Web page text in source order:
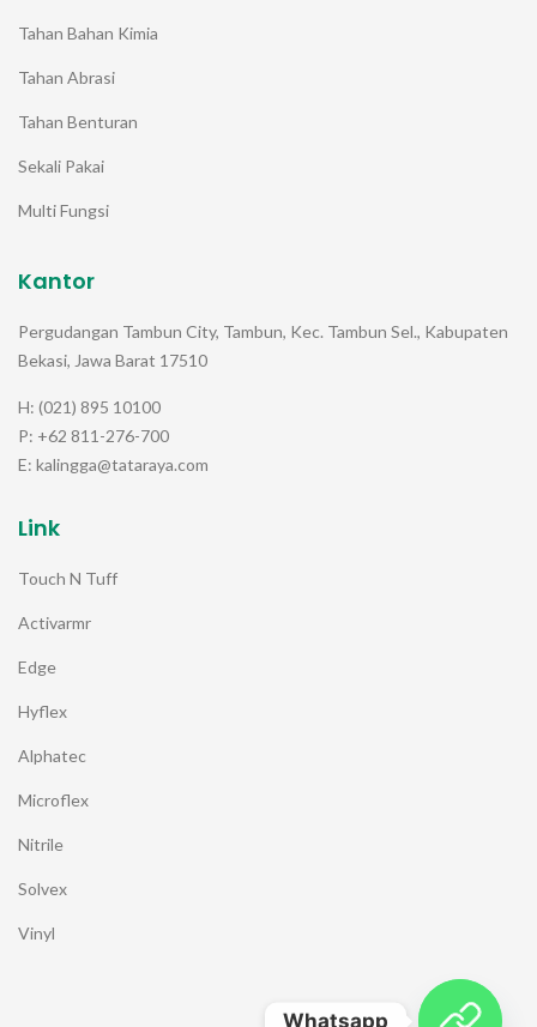
Tahan Bahan Kimia
Tahan Abrasi
Tahan Benturan
Sekali Pakai
Multi Fungsi
Kantor
Pergudangan Tambun City, Tambun, Kec. Tambun Sel., Kabupaten
Bekasi, Jawa Barat 17510
H: (021) 895 10100
P: +62 811-276-700
E: kalingga@tataraya.com
Link
Touch N Tuff
Activarmr
Edge
Hyflex
Alphatec
Microflex
Nitrile
Solvex
Vinyl
Whatsapp